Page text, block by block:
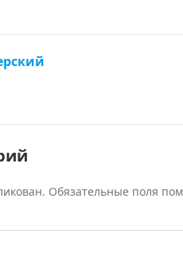
Обязательные поля